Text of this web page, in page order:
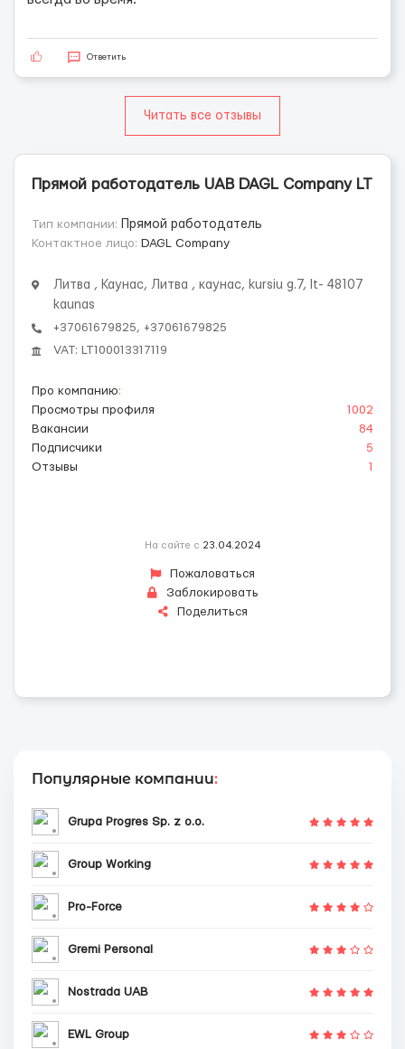
Ответить
Читать все отзывы
Прямой работодатель UAB DAGL Company LT
Тип компании:
Прямой работодатель
Контактное лицо: DAGL Company
Литва , Каунас, Литва , каунас, kursiu g.7, lt- 48107
kaunas
+37061679825, +37061679825
VAT: LT100013317119
Про компанию:
Просмотры профиля
1002
Вакансии
84
Подписчики
5
Отзывы
1
На сайте с 23.04.2024
Пожаловаться
Заблокировать
Поделиться
Популярные компании:
Grupa Progres Sp. z o.o.
Group Working
Pro-Force
Gremi Personal
Nostrada UAB
EWL Group